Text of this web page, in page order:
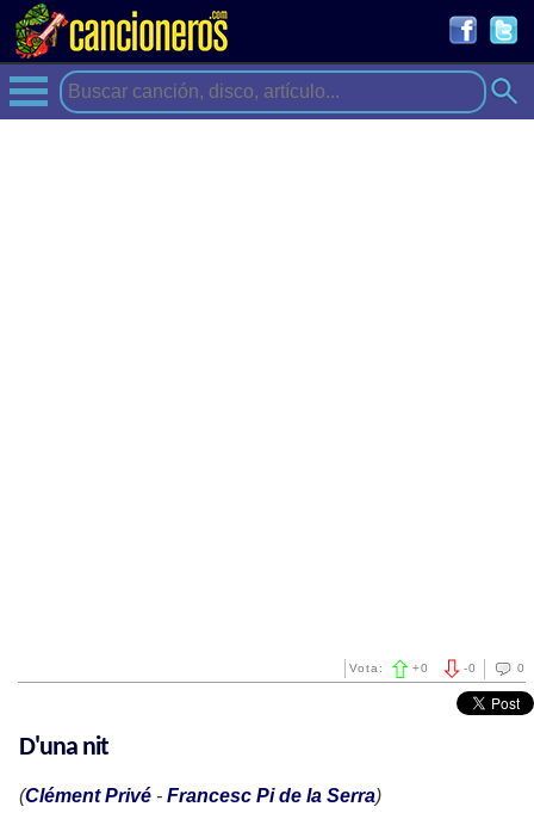
0
-0
Vota: +0
D'una nit
(Clément Privé - Francesc Pi de la Serra)